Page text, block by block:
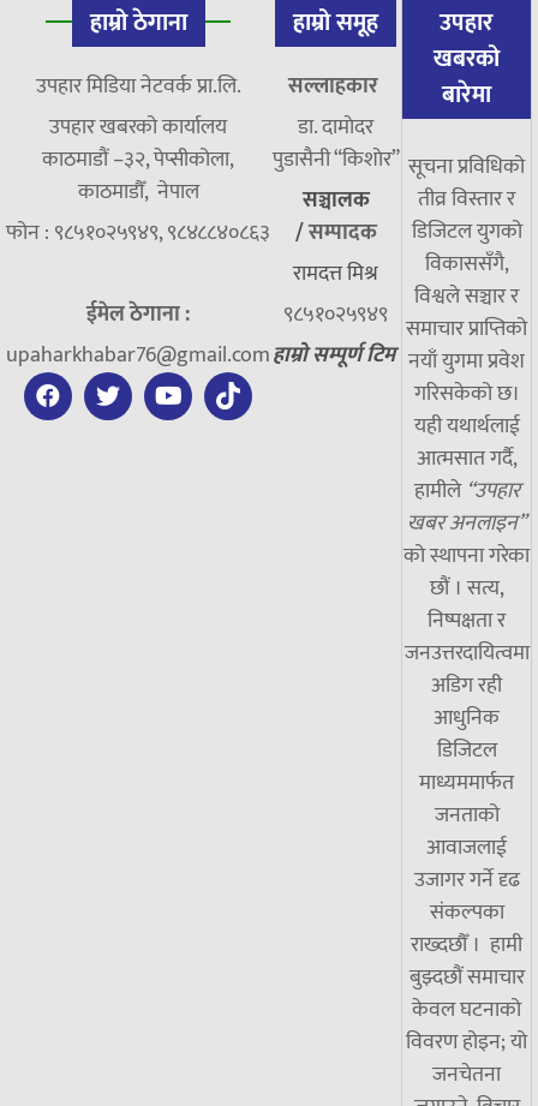
हाम्रो ठेगाना
उपहार मिडिया नेटवर्क प्रा.लि.
उपहार खबरको कार्यालय
काठमाडौं –३२, पेप्सीकोला,
काठमाडौँ, नेपाल
फोन : ९८५१०२५९४९, ९८४८८४०८६३
ईमेल ठेगाना :
upaharkhabar76@gmail.com
हाम्रो समूह
सल्लाहकार
डा. दामाेदर
पुडासैनी “किशाेर”
सञ्चालक
/सम्पादक
रामदत्त मिश्र
९८५१०२५९४९
हाम्रो सम्पूर्ण टिम
उपहार
खबरको
बारेमा
सूचना प्रविधिको
तीव्र विस्तार र
डिजिटल युगको
विकाससँगै,
विश्वले सञ्चार र
समाचार प्राप्तिको
नयाँ युगमा प्रवेश
गरिसकेको छ।
यही यथार्थलाई
आत्मसात गर्दै,
हामीले “उपहार
खबर अनलाइन”
को स्थापना गरेका
छौं । सत्य,
निष्पक्षता र
जनउत्तरदायित्वमा
अडिग रही
आधुनिक
डिजिटल
माध्यममार्फत
जनताको
आवाजलाई
उजागर गर्ने दृढ
संकल्पका
राख्दछौँ । हामी
बुझ्दछौं समाचार
केवल घटनाको
विवरण होइन; यो
जनचेतना